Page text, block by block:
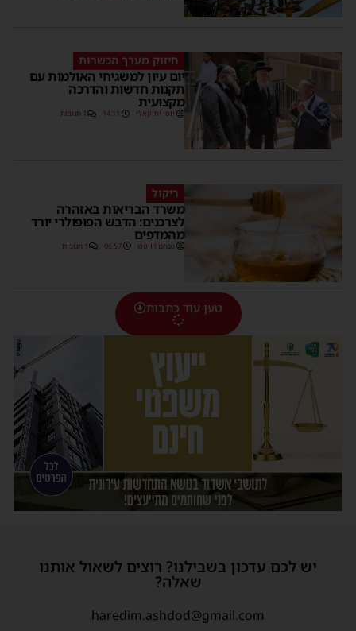
חיזוק מערך הכשרות
יום עיון למשגיחי האולמות עם
תקנות חדשות והדרכה
מקצועית
יוסי יחזקאלי 14:11 1 תגובות
ריקול
משרד הבריאות באזהרה
לצרכנים: הדבש הפופולרי יורד
מהמדפים
מנחם דויטש 06:57 1 תגובות
טען עוד כתבות
יש לכם עדכון בשבילנו? רוצים לשאול אותנו
שאלה?
haredim.ashdod@gmail.com